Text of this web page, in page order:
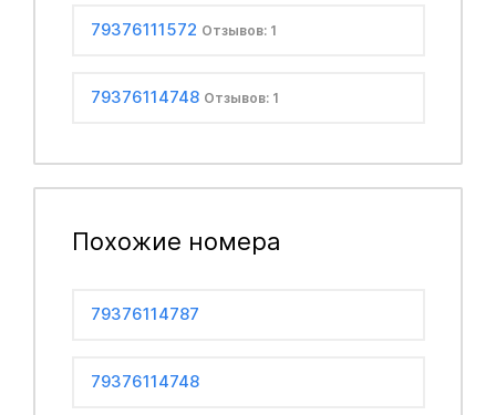
79376111572 Отзывов: 1
79376114748 Отзывов: 1
Похожие номера
79376114787
79376114748